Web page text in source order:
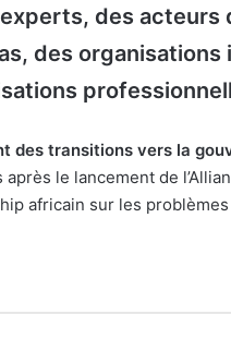
des acteurs
des
des transitions vers la
le lancement de
africain sur les